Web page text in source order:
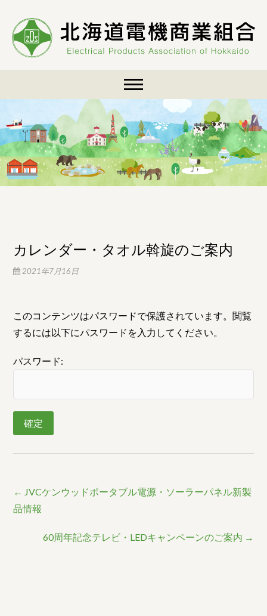
content
カレンダー・タオル斡旋のご案内
2021年7月16日
このコンテンツはパスワードで保護されています。閲覧
するには以下にパスワードを入力してください。
パスワード:
← JVCケンウッドポータブル電源・ソーラーパネル新製
品情報
60周年記念テレビ・LEDキャンペーンのご案内 →